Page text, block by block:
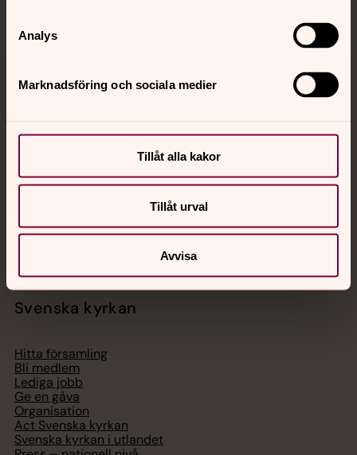
Analys
Marknadsföring och sociala medier
Tillåt alla kakor
Tillåt urval
Avvisa
Jourhavande präst
Akut samtals- och krisstöd. Prata eller chatta anonymt
Chatt
Telefon 112
Svenska kyrkan
Hitta församling
Bli medlem
Lediga jobb
Ge en gåva
Organisation
Act Svenska kyrkan
Svenska kyrkan i utlandet